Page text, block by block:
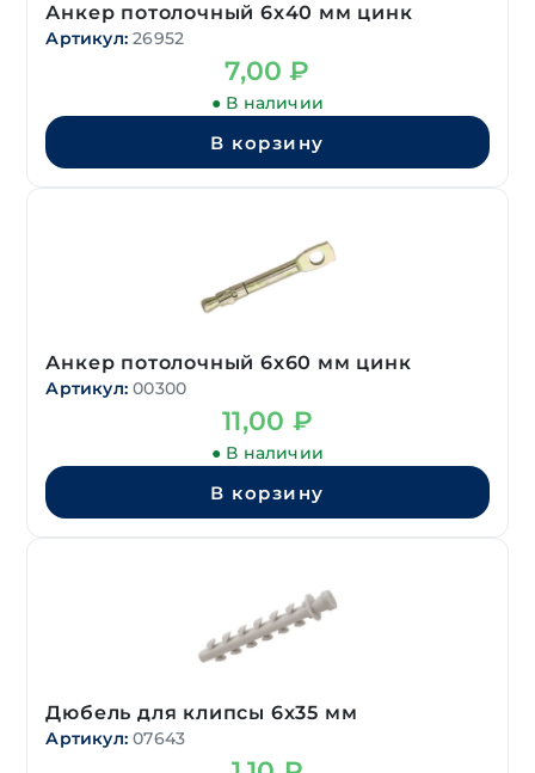
Анкер потолочный 6х40 мм цинк
Артикул: 26952
7,00₽
● В наличии
В корзину
Анкер потолочный 6х60 мм цинк
Артикул: 00300
11,00 ₽
● В наличии
В корзину
Дюбель для клипсы 6х35 мм
Артикул: 07643